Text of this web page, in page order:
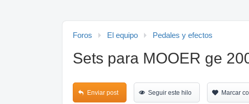
Foros El equipo Pedales y efectos
Sets para MOOER ge
Enviar post Seguir este hilo Marcar